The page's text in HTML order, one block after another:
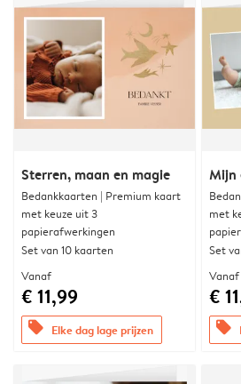
Sterren, maan en magie
Bedankkaarten | Premium kaart
met keuze uit 3
papierafwerkingen
Set van 10 kaarten
Vanaf
€ 11,99
offers Elke dag lage prijzen
Mijn
met
Set
Vanaf
€
offers